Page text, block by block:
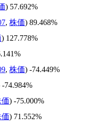
) 57.692%
, 株価) 89.468%
) 127.778%
, 株価) -74.449%
-74.984%
) -75.000%
) 71.552%